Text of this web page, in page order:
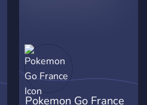
staff près à vous aider et à
l'affût des problèmes et
questions éventuels. -
Plusieurs salons pour les
ventes, les échanges, les
Pokemon Go France